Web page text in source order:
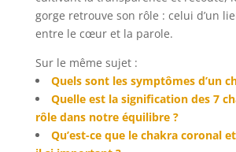
gorge retrouve son rôle : celui d’un
entre le cœur et la parole.
Sur le même sujet :
Quels sont les symptômes d’un
Quelle est la signification des 7
rôle dans notre équilibre ?
Qu’est-ce que le chakra coronal